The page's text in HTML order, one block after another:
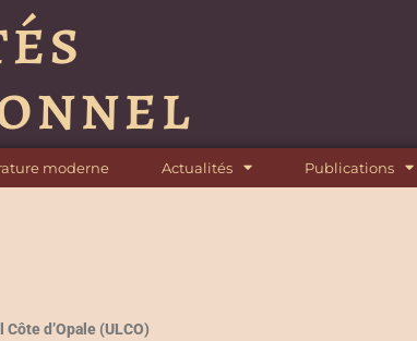
moderne Actualités Publications
d’Opale (ULCO)